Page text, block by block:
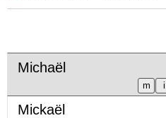
Michaël
Mickaël